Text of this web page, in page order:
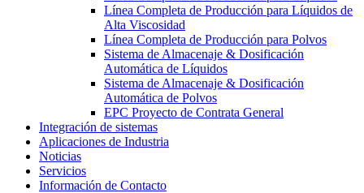
Línea Completa de Producción para Líquidos de
Alta Viscosidad
Línea Completa de Producción para Polvos
Sistema de Almacenaje & Dosificación
Automática de Líquidos
Sistema de Almacenaje & Dosificación
Automática de Polvos
EPC Proyecto de Contrata General
Integración de sistemas
Aplicaciones de Industria
Noticias
Servicios
Información de Contacto